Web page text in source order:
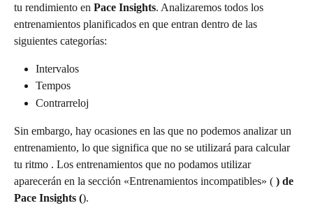
tu rendimiento en Pace Insights. Analizaremos todos los
entrenamientos planificados en que entran dentro de las
siguientes categorías:
Intervalos
Tempos
Contrarreloj
Sin embargo, hay ocasiones en las que no podemos analizar un
entrenamiento, lo que significa que no se utilizará para calcular
tu ritmo . Los entrenamientos que no podamos utilizar
aparecerán en la sección «Entrenamientos incompatibles» ( ) de
Pace Insights ().